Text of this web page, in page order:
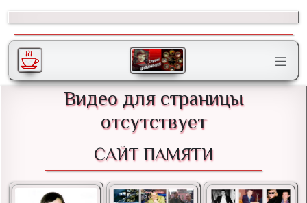
Видео для страницы
отсутствует
САЙТ ПАМЯТИ